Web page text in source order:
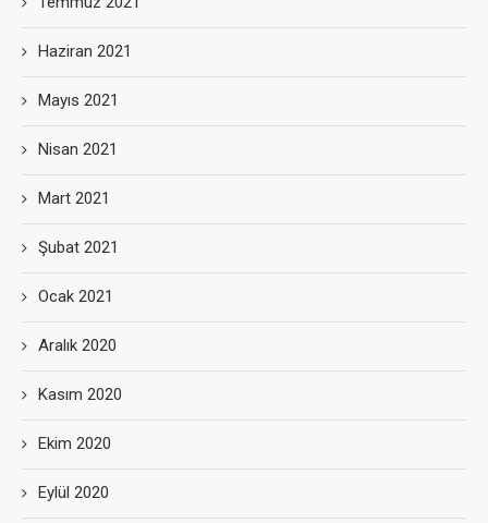
Haziran 2021
Mayıs 2021
Nisan 2021
Mart 2021
Şubat 2021
Ocak 2021
Aralık 2020
Kasım 2020
Ekim 2020
Eylül 2020